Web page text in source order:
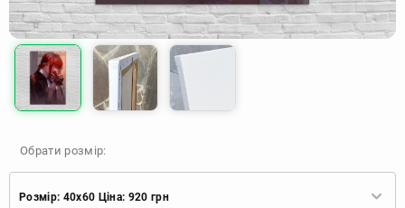
Обрати розмір:
Розмір: 40x60 Ціна: 920 грн